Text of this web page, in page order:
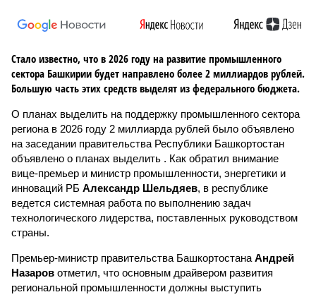
Стало известно, что в 2026 году на развитие промышленного
сектора Башкирии будет направлено более 2 миллиардов рублей.
Большую часть этих средств выделят из федерального бюджета.
О планах выделить на поддержку промышленного сектора
региона в 2026 году 2 миллиарда рублей было объявлено
на заседании правительства Республики Башкортостан
объявлено о планах выделить . Как обратил внимание
вице-премьер и министр промышленности, энергетики и
инноваций РБ Александр Шельдяев, в республике
ведется системная работа по выполнению задач
технологического лидерства, поставленных руководством
страны.
Премьер-министр правительства Башкортостана Андрей
Назаров отметил, что основным драйвером развития
региональной промышленности должны выступить